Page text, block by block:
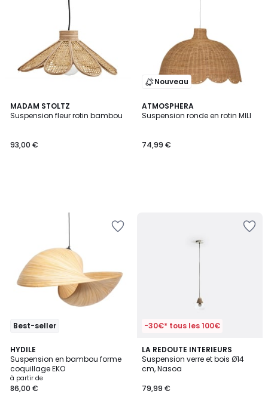
MADAM STOLTZ
Suspension fleur rotin bambou
93,00 €
Nouveau
ATMOSPHERA
Suspension ronde en rotin MILI
74,99 €
Best-seller
HYDILE
Suspension en bambou forme
coquillage EKO
à partir de
86,00 €
5
/
5
-30€* tous les 100€
LA REDOUTE INTERIEURS
Suspension verre et bois Ø14
cm, Nasoa
79,99 €
3,7
/ 5